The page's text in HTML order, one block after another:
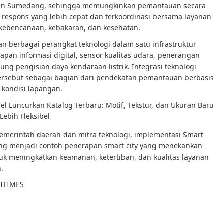
Sumedang, sehingga memungkinkan pemantauan secara
yang lebih cepat dan terkoordinasi bersama layanan
kebakaran, dan kesehatan.
berbagai perangkat teknologi dalam satu infrastruktur
informasi digital, sensor kualitas udara, penerangan
pengisian daya kendaraan listrik. Integrasi teknologi
sebagai bagian dari pendekatan pemantauan berbasis
lapangan.
Luncurkan Katalog Terbaru: Motif, Tekstur, dan Ukuran Baru
Fleksibel
daerah dan mitra teknologi, implementasi Smart
menjadi contoh penerapan smart city yang menekankan
meningkatkan keamanan, ketertiban, dan kualitas layanan